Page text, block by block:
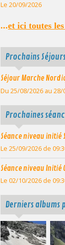
Le 20/09/2026
...et ici toutes
Prochains
Séjour Marche
Du 25/08/2026 au 28/
Prochaines
Séance niveau initié
Le 25/09/2026 de
Séance niveau Initié
Le 02/10/2026 de
Derniers albums